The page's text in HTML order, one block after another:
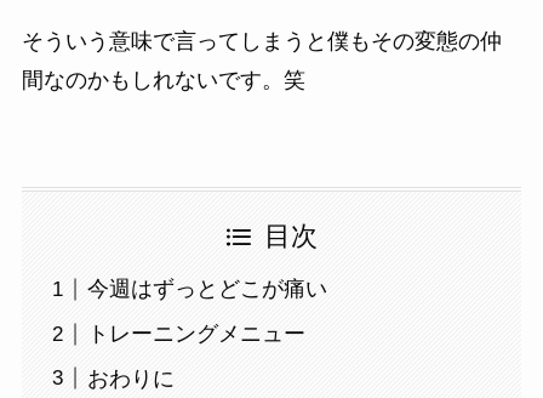
そういう意味で言ってしまうと僕もその変態の仲
間なのかもしれないです。笑
目次
今週はずっとどこが痛い
トレーニングメニュー
おわりに